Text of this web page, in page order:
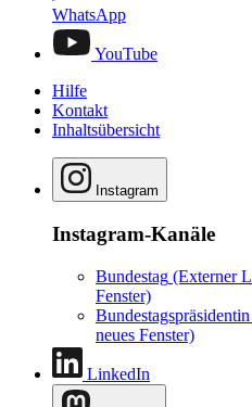
WhatsApp
YouTube
Hilfe
Kontakt
Inhaltsübersicht
Instagram
Instagram-Kanäle
Bundestag (Externer
Fenster)
Bundestagspräsidentin
neues Fenster)
LinkedIn